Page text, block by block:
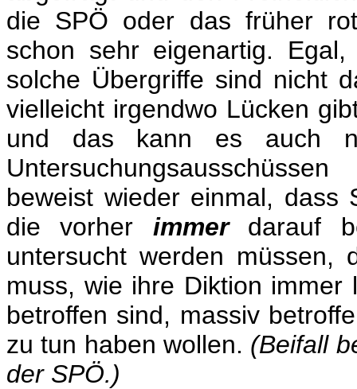
die SPÖ oder das früher
schon sehr eigenartig.
solche Übergriffe sind nicht
vielleicht irgendwo Lücken
und das kann es auch
beweist wieder einmal, dass
die vorher immer
darauf
untersucht werden müssen,
muss, wie ihre Diktion
betroffen sind, massiv
zu tun haben wollen. (Beifall
der SPÖ.)